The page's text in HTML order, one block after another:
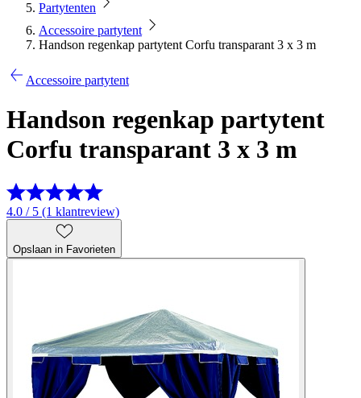
Partytenten
Accessoire partytent
Handson regenkap partytent Corfu transparant 3 x 3 m
Accessoire partytent
Handson regenkap partytent
Corfu transparant 3 x 3 m
4.0 / 5 (1 klantreview)
Opslaan in Favorieten